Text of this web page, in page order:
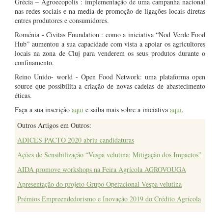
nas redes sociais e na media de promoção de ligações locais diretas
entres produtores e consumidores.
Roménia - Civitas Foundation : como a iniciativa “Nod Verde Food
Hub” aumentou a sua capacidade com vista a apoiar os agricultores
locais na zona de Cluj para venderem os seus produtos durante o
confinamento.
Reino Unido- world - Open Food Network: uma plataforma open
source que possibilita a criação de novas cadeias de abastecimento
éticas.
Faça a sua inscrição aqui e saiba mais sobre a iniciativa aqui.
Outros Artigos em Outros:
ADICES PACTO 2020 abriu candidaturas
Ações de Sensibilização “Vespa velutina: Mitigação dos Impactos”
AIDA promove workshops na Feira Agrícola AGROVOUGA
Apresentação do projeto Grupo Operacional Vespa velutina
Prémios Empreendedorismo e Inovação 2019 do Crédito Agrícola